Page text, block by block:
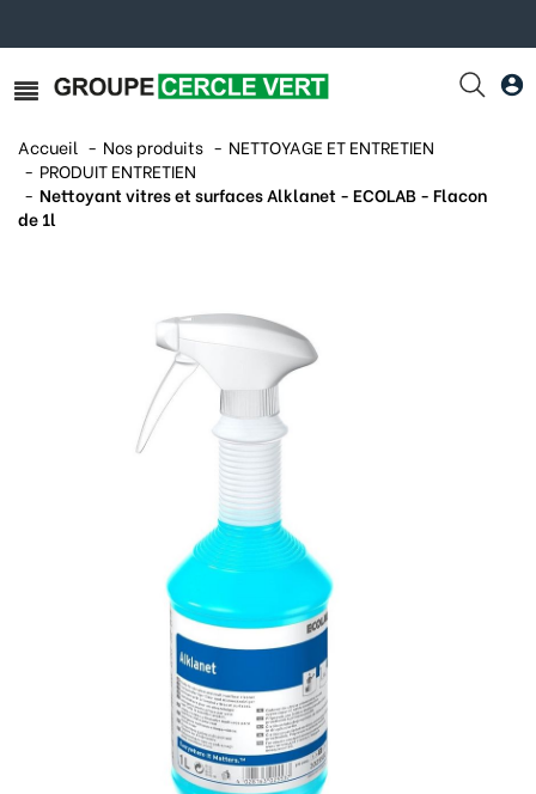
Accueil Nos produits
NETTOYAGE ET ENTRETIEN
PRODUIT ENTRETIEN
Nettoyant vitres et surfaces Alklanet - ECOLAB - Flacon
de 1l